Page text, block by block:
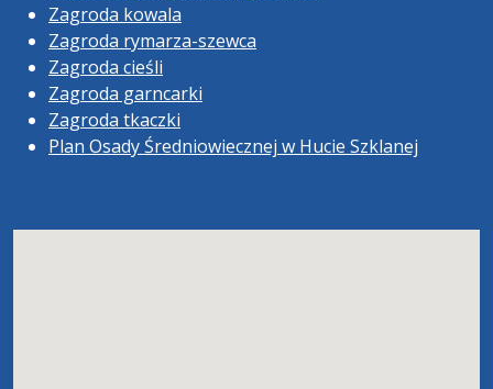
Zagroda kowala
Zagroda rymarza-szewca
Zagroda cieśli
Zagroda garncarki
Zagroda tkaczki
Plan Osady Średniowiecznej w Hucie Szklanej